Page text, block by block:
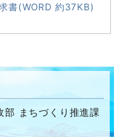
書(WORD 約37KB)
部 まちづくり推進課